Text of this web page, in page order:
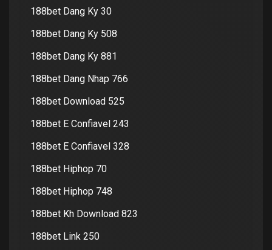
188bet Dang Ky 30
188bet Dang Ky 508
188bet Dang Ky 881
188bet Dang Nhap 766
188bet Download 525
188bet E Confiavel 243
188bet E Confiavel 328
188bet Hiphop 70
188bet Hiphop 748
188bet Kh Download 823
188bet Link 250